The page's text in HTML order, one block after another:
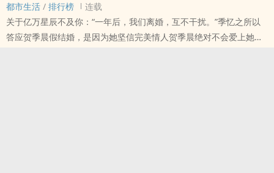
都市生活 / 排行榜
连载
关于亿万星辰不及你：“一年后，我们离婚，互不干扰。”季忆之所以
答应贺季晨假结婚，是因为她坚信完美情人贺季晨绝对不会爱上她。